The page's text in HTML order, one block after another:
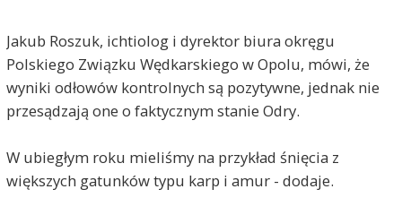
Jakub Roszuk, ichtiolog i dyrektor biura okręgu
Polskiego Związku Wędkarskiego w Opolu, mówi, że
wyniki odłowów kontrolnych są pozytywne, jednak nie
przesądzają one o faktycznym stanie Odry.
W ubiegłym roku mieliśmy na przykład śnięcia z
większych gatunków typu karp i amur - dodaje.